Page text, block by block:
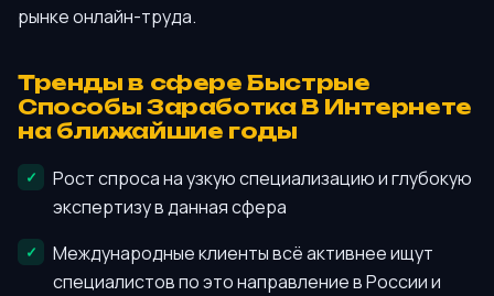
рынке онлайн-труда.
Тренды в сфере Быстрые
Способы Заработка В Интернете
на ближайшие годы
Рост спроса на узкую специализацию и глубокую
экспертизу в данная сфера
Международные клиенты всё активнее ищут
специалистов по это направление в России и